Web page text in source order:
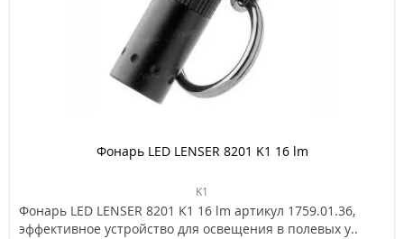
Фонарь LED LENSER 8201 K1 16 lm
K1
Фонарь LED LENSER 8201 K1 16 lm артикул 1759.01.36,
эффективное устройство для освещения в полевых у..